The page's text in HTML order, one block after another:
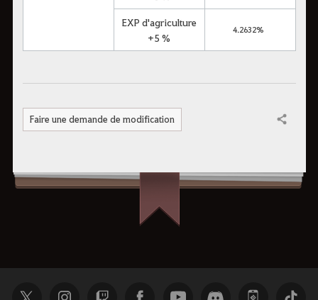
EXP d'agriculture
+5 %
4.2632%
Faire une demande de modification Partager